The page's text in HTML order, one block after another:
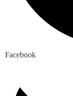
Facebook